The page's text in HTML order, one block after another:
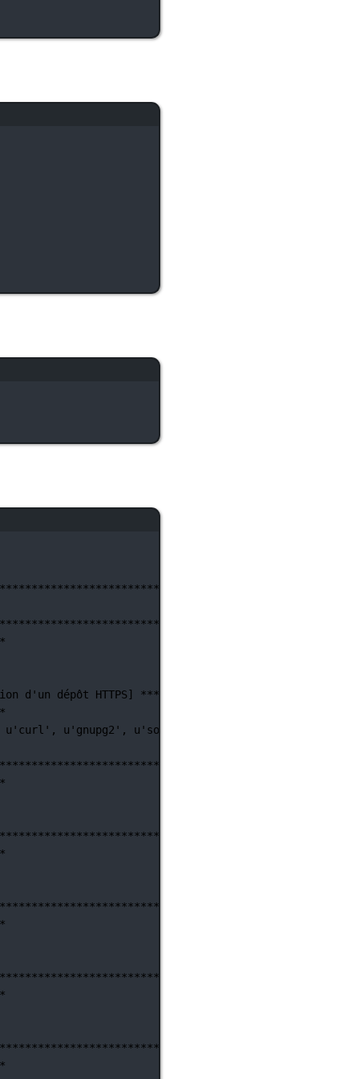
d'un dépôt HTTPS]
u'curl',
u'gnupg2', u'software-properties-common']